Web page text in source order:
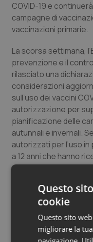
COVID-19 e
campagne di
vaccinazioni primarie.
La scorsa settimana,
prevenzione e il
rilasciato una
considerazioni
sull’uso dei vaccini
autorizzazione per
pianificazione delle
autunnali e invernali.
autorizzati per l’uso
a 12 anni che hanno
primaria contro COVID-
prioritaria alle
malattie gravi perché
Le autorità nazionali
determineranno chi
Questo
cookie
Questo sito
migliorare la